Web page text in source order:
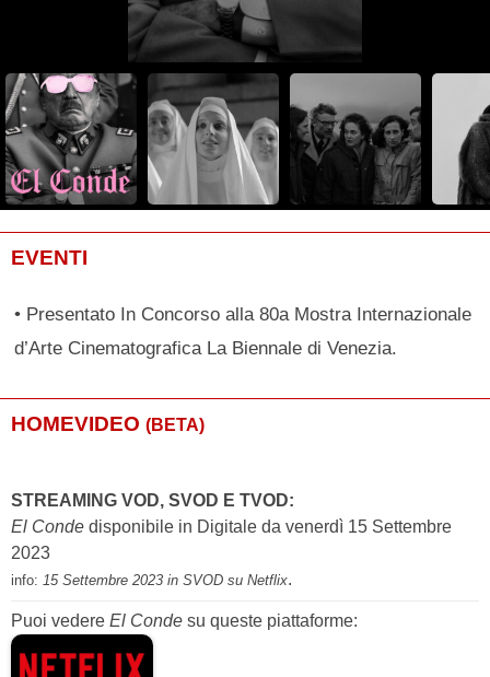
EVENTI
• Presentato In Concorso alla 80a Mostra Internazionale
d’Arte Cinematografica La Biennale di Venezia.
HOMEVIDEO (BETA)
STREAMING VOD, SVOD E TVOD:
El Conde disponibile in Digitale da venerdì 15 Settembre
2023
info: 15 Settembre 2023 in SVOD su Netflix.
Puoi vedere El Conde su queste piattaforme: